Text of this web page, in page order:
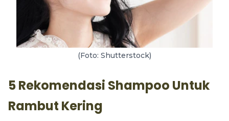
(Foto: Shutterstock)
5 Rekomendasi Shampoo Untuk
Rambut Kering